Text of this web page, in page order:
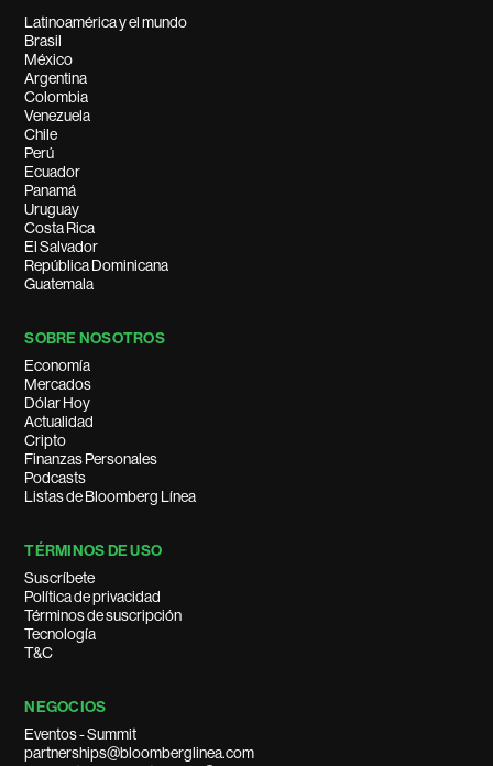
Latinoamérica y el mundo
Brasil
México
Argentina
Colombia
Venezuela
Chile
Perú
Ecuador
Panamá
Uruguay
Costa Rica
El Salvador
República Dominicana
Guatemala
SOBRE NOSOTROS
Economía
Mercados
Dólar Hoy
Actualidad
Cripto
Finanzas Personales
Podcasts
Listas de Bloomberg Línea
TÉRMINOS DE USO
Suscríbete
Política de privacidad
Términos de suscripción
Tecnología
T&C
NEGOCIOS
Eventos - Summit
partnerships@bloomberglinea.com